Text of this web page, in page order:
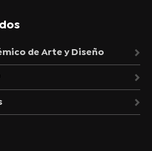
de Arte y Diseño